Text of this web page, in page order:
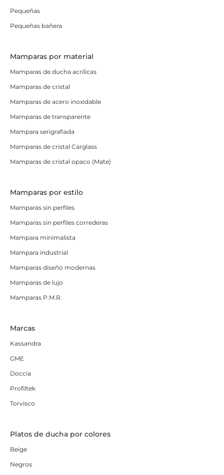
Pequeñas
Pequeñas bañera
Mamparas por material
Mamparas de ducha acrílicas
Mamparas de cristal
Mamparas de acero inoxidable
Mamparas de transparente
Mampara serigrafiada
Mamparas de cristal Carglass
Mamparas de cristal opaco (Mate)
Mamparas por estilo
Mamparas sin perfiles
Mamparas sin perfiles correderas
Mampara minimalista
Mampara industrial
Mamparas diseño modernas
Mamparas de lujo
Mamparas P.M.R.
Marcas
Kassandra
GME
Doccia
Profiltek
Torvisco
Platos de ducha por colores
Beige
Negros